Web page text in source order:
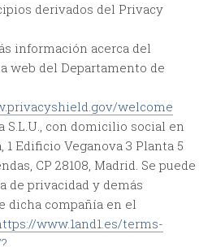
derivados del Privacy
información acerca del
web del Departamento de
welcome
S.L.U., con domicilio social en
1 Edificio Veganova 3 Planta 5
CP 28108, Madrid. Se puede
de privacidad y demás
dicha compañía en el
www.1and1.es/terms-